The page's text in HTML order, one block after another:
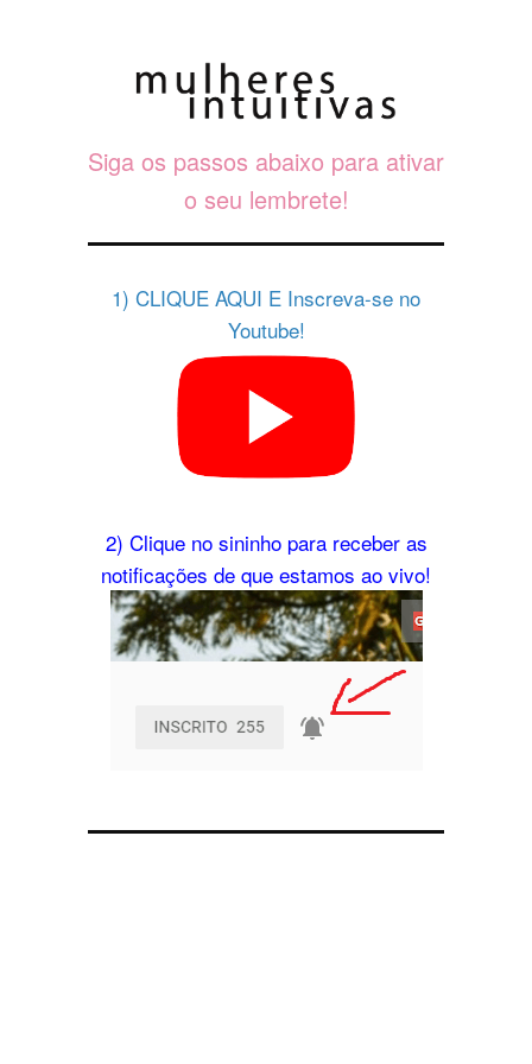
Siga os passos abaixo para ativar
o seu lembrete!
1) CLIQUE AQUI E Inscreva-se no
Youtube!
2) Clique no sininho para receber as
notificações de que estamos ao vivo!